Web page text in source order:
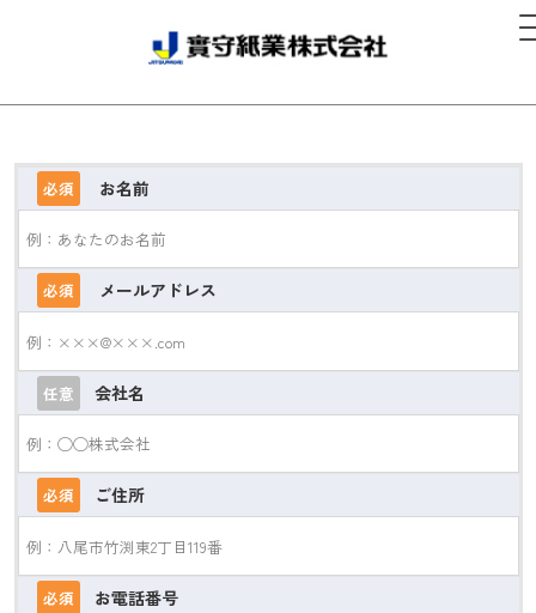
必須 お名前
必須 メールアドレス
任意 会社名
必須 ご住所
必須 お電話番号